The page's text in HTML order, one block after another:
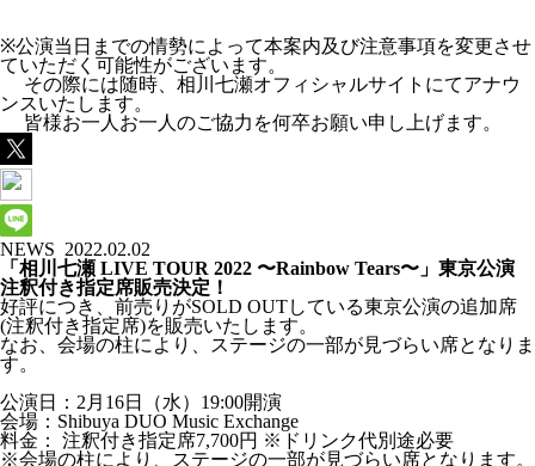
※公演当日までの情勢によって本案内及び注意事項を変更させ
ていただく可能性がございます。
その際には随時、相川七瀬オフィシャルサイトにてアナウ
ンスいたします。
皆様お一人お一人のご協力を何卒お願い申し上げます。
NEWS 2022.02.02
「相川七瀬 LIVE TOUR 2022 〜Rainbow Tears〜」東京公演
注釈付き指定席販売決定！
好評につき、前売りがSOLD OUTしている東京公演の追加席
(注釈付き指定席)を販売いたします。
なお、会場の柱により、ステージの一部が見づらい席となりま
す。
公演日：2月16日（水）19:00開演
会場：Shibuya DUO Music Exchange
料金： 注釈付き指定席7,700円 ※ドリンク代別途必要
※会場の柱により、ステージの一部が見づらい席となります。